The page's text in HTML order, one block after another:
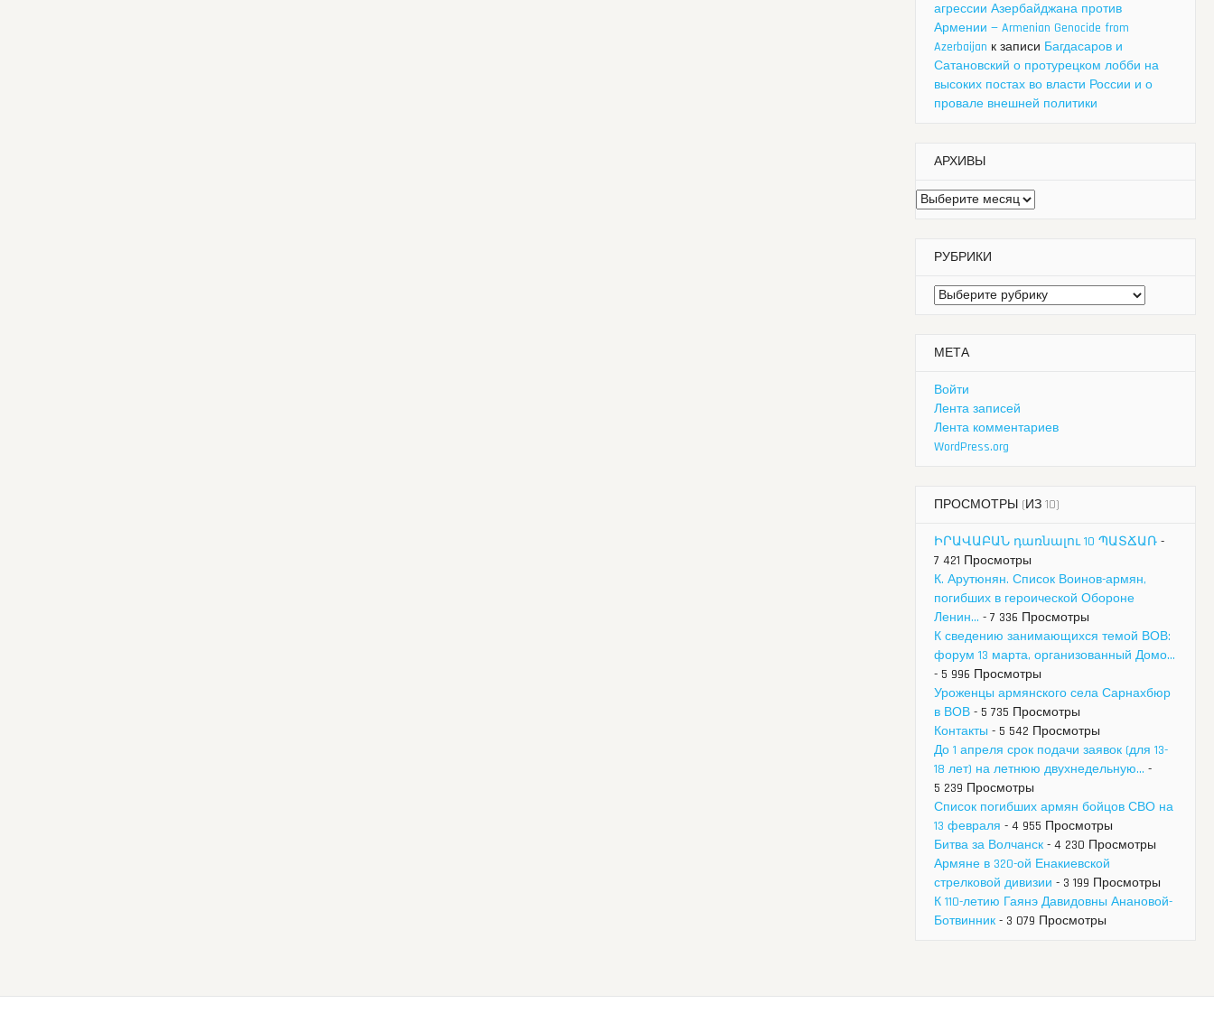
агрессии Азербайджана против
Армении — Armenian Genocide from
Azerbaijan к записи Багдасаров и
Сатановский о протурецком лобби на
высоких постах во власти России и о
провале внешней политики
АРХИВЫ
Архивы
РУБРИКИ
Рубрики
МЕТА
Войти
Лента записей
Лента комментариев
WordPress.org
ПРОСМОТРЫ (ИЗ 10)
ԻՐԱՎԱԲԱՆ դառնալու 10 ՊԱՏՃԱՌ -
7 421 Просмотры
К. Арутюнян. Список Воинов-армян,
погибших в героической Обороне
Ленин... - 7 336 Просмотры
К сведению занимающихся темой ВОВ:
форум 13 марта, организованный Домо...
- 5 996 Просмотры
Уроженцы армянского села Сарнахбюр
в ВОВ - 5 735 Просмотры
Контакты - 5 542 Просмотры
До 1 апреля срок подачи заявок (для 13-
18 лет) на летнюю двухнедельную... -
5 239 Просмотры
Список погибших армян бойцов СВО на
13 февраля - 4 955 Просмотры
Битва за Волчанск - 4 230 Просмотры
Армяне в 320-ой Енакиевской
стрелковой дивизии - 3 199 Просмотры
К 110-летию Гаянэ Давидовны Анановой-
Ботвинник - 3 079 Просмотры